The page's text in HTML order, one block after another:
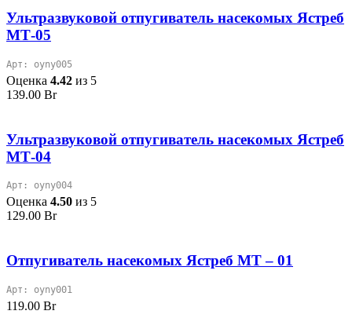
Ультразвуковой отпугиватель насекомых Ястреб
МТ-05
Арт: oyny005
Оценка 4.42 из 5
139.00 Br
Ультразвуковой отпугиватель насекомых Ястреб
МТ-04
Арт: oyny004
Оценка 4.50 из 5
129.00 Br
Отпугиватель насекомых Ястреб МТ – 01
Арт: oyny001
119.00 Br